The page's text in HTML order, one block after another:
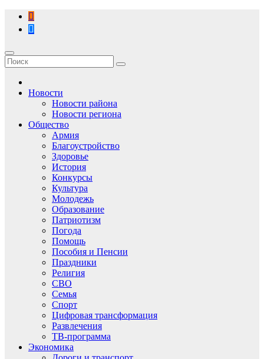
Перейти
содержимому
Новости
Новости района
Новости региона
Общество
Армия
Благоустройство
Здоровье
История
Конкурсы
Культура
Молодежь
Образование
Патриотизм
Погода
Помощь
Пособия и Пенсии
Праздники
Религия
СВО
Семья
Спорт
Цифровая трансформация
Развлечения
ТВ-программа
Экономика